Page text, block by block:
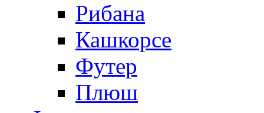
Рибана
Кашкорсе
Футер
Плюш